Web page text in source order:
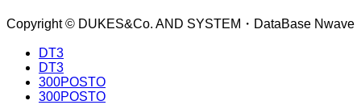
Copyright © DUKES&Co. AND SYSTEM・DataBase Nwave
DT3
DT3
300POSTO
300POSTO